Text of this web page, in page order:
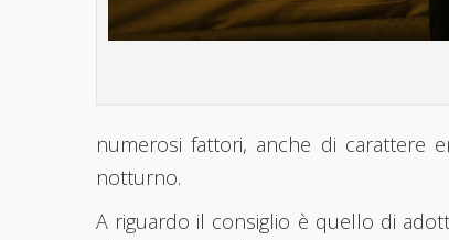
numerosi fattori, anche di carattere
notturno.
A riguardo il consiglio è quello di